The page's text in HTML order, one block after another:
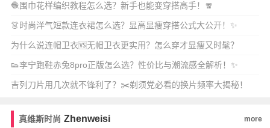
🧶围巾花样编织教程怎么选？新手也能变穿搭高手！🧣
👗时尚洋气短款连衣裙怎么选？显高显瘦穿搭公式大公开！✨
为什么说连帽卫衣🆚无帽卫衣更实用？怎么穿才显瘦又时髦？
👟李宁跑鞋赤兔8pro正版怎么选？性价比与潮流感全解析！✨
吉列刀片用几次就不锋利了？✂️剃须党必看的换片频率大揭秘！
真维斯时尚 Zhenweisi more